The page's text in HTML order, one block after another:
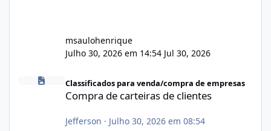
msaulohenrique
Julho 30, 2026 em 14:54 Jul 30, 2026
Compra de carteiras de clientes
Classificados para venda/compra de empresas
Compra de carteiras de clientes
Jefferson · Julho 30, 2026 em 08:54